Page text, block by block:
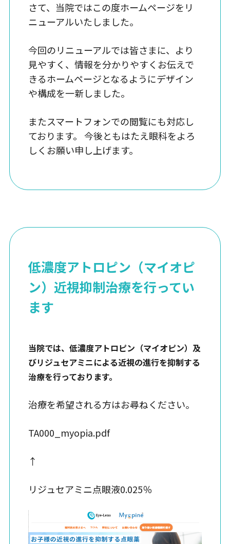
コンタクトレンズ
よくある質問
日帰り白内障手術について
緑内障について
近視について
その他のご質問
院内・設備紹介
採用情報
個人情報保護方針
さて、当院ではこの度ホームページをリ
ニューアルいたしました。
今回のリニューアルでは皆さまに、より
見やすく、情報を分かりやすくお伝えで
きるホームページとなるようにデザイン
や構成を一新しました。
またスマートフォンでの閲覧にも対応し
ております。 今後ともはたえ眼科をよろ
しくお願い申し上げます。
低濃度アトロピン（マイオピ
ン）近視抑制治療を行ってい
ます
当院では、低濃度アトロピン（マイオピン）及
びリジュセアミニによる近視の進行を抑制する
治療を行っております。
治療を希望される方はお尋ねください。
TA000_myopia.pdf
↑
リジュセアミニ点眼液0.025％